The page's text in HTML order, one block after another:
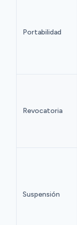
Portabilidad
Revocatoria
Suspensión